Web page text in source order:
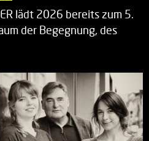
lädt 2026 bereits zum 5.
der Begegnung, des